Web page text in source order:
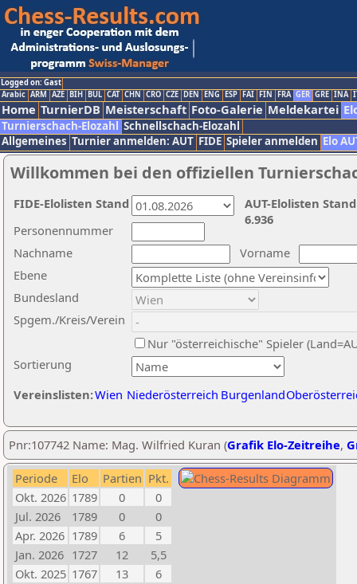
Logged on: Gast
Arabic ARM AZE BIH BUL CAT CHN CRO CZE DEN ENG ESP FAI FIN FRA GER GRE INA
Home TurnierDB Meisterschaft Foto-Galerie Meldekartei
Turnierschach-Elozahl Schnellschach-Elozahl
Allgemeines Turnier anmelden: AUT FIDE Spieler anmelden Elo
Willkommen bei den offiziellen
Nachname
Vorname
Ebene
Sortierung
Personennummer
Bundesland
Spgem./Kreis/Verein
Nur "österreichische" Spieler
Vereinslisten:Wien Niederösterreich Burgenland
AUT-Elolisten
6.936
FIDE-Elolisten Stand
Pnr:107742 Name: Mag. Wilfried Kuran (Grafik Elo-Zeitreihe,
Periode Elo Partien Pkt.
Okt. 2026 1789 0
0
Jul. 2026
1789 0
0
Apr. 2026 1789 6
5
Jan. 2026 1727 12
5,5
Okt. 2025 1767 13
6